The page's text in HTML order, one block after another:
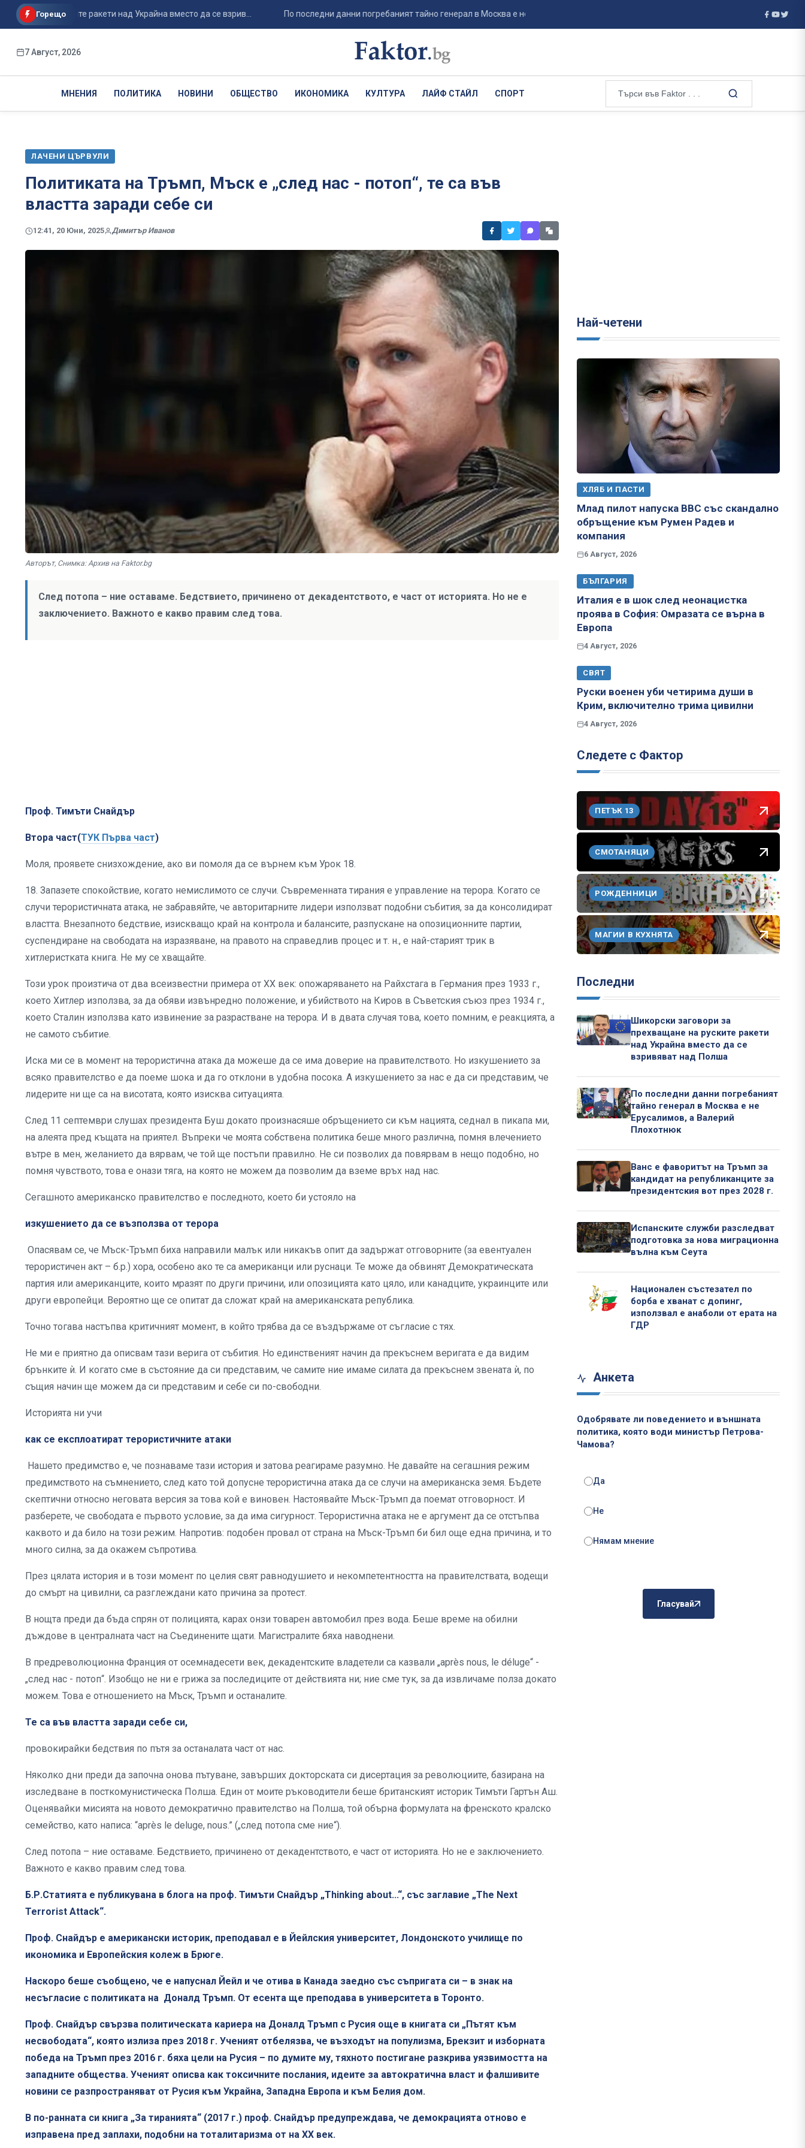
Горещо
на руските ракети над Украйна вместо да се взрив... По последни данни погребаният тайно генерал в Москва е не Ерусалимов, а Валерий ... Ванс е фаворитът на Тръмп за кандидат
7 Август, 2026
МНЕНИЯ ПОЛИТИКА НОВИНИ ОБЩЕСТВО ИКОНОМИКА КУЛТУРА ЛАЙФ СТАЙЛ СПОРТ
ЛАЧЕНИ ЦЪРВУЛИ
Политиката на Тръмп, Мъск е „след нас - потоп“, те са във
властта заради себе си
12:41, 20 Юни, 2025 Димитър Иванов
Авторът, Снимка: Архив на Faktor.bg
След потопа – ние оставаме. Бедствието, причинено от декадентството, е част от историята. Но не е
заключението. Важното е какво правим след това.
Проф. Тимъти Снайдър
Втора част(ТУК Първа част)
Моля, проявете снизхождение, ако ви помоля да се върнем към Урок 18.
18. Запазете спокойствие, когато немислимото се случи. Съвременната тирания е управление на терора. Когато се
случи терористичната атака, не забравяйте, че авторитарните лидери използват подобни събития, за да консолидират
властта. Внезапното бедствие, изискващо край на контрола и балансите, разпускане на опозиционните партии,
суспендиране на свободата на изразяване, на правото на справедлив процес и т. н., е най-старият трик в
хитлеристката книга. Не му се хващайте.
Този урок произтича от два всеизвестни примера от ХХ век: опожаряването на Райхстага в Германия през 1933 г.,
което Хитлер използва, за да обяви извънредно положение, и убийството на Киров в Съветския съюз през 1934 г.,
което Сталин използва като извинение за разрастване на терора. И в двата случая това, което помним, е реакцията, а
не самото събитие.
Иска ми се в момент на терористична атака да можеше да се има доверие на правителството. Но изкушението за
всяко правителство е да поеме шока и да го отклони в удобна посока. А изкушението за нас е да си представим, че
лидерите ни ще са на висотата, която изисква ситуацията.
След 11 септември слушах президента Буш докато произнасяше обръщението си към нацията, седнал в пикапа ми,
на алеята пред къщата на приятел. Въпреки че моята собствена политика беше много различна, помня влечението
вътре в мен, желанието да вярвам, че той ще постъпи правилно. Не си позволих да повярвам в нещо подобно, но
помня чувството, това е онази тяга, на която не можем да позволим да вземе връх над нас.
Сегашното американско правителство е последното, което би устояло на
изкушението да се възползва от терора
Опасявам се, че Мъск-Тръмп биха направили малък или никакъв опит да задържат отговорните (за евентуален
терористичен акт – б.р.) хора, особено ако те са американци или руснаци. Те може да обвинят Демократическата
партия или американците, които мразят по други причини, или опозицията като цяло, или канадците, украинците или
други европейци. Вероятно ще се опитат да сложат край на американската република.
Точно тогава настъпва критичният момент, в който трябва да се въздържаме от съгласие с тях.
Не ми е приятно да описвам тази верига от събития. Но единственият начин да прекъснем веригата е да видим
брънките ѝ. И когато сме в състояние да си представим, че самите ние имаме силата да прекъснем звената ѝ, по
същия начин ще можем да си представим и себе си по-свободни.
Историята ни учи
как се експлоатират терористичните атаки
Нашето предимство е, че познаваме тази история и затова реагираме разумно. Не давайте на сегашния режим
предимството на съмнението, след като той допусне терористична атака да се случи на американска земя. Бъдете
скептични относно неговата версия за това кой е виновен. Настоявайте Мъск-Тръмп да поемат отговорност. И
разберете, че свободата е първото условие, за да има сигурност. Терористична атака не е аргумент да се отстъпва
каквото и да било на този режим. Напротив: подобен провал от страна на Мъск-Тръмп би бил още една причина, и то
много силна, за да окажем съпротива.
През цялата история и в този момент по целия свят равнодушието и некомпетентността на правителствата, водещи
до смърт на цивилни, са разглеждани като причина за протест.
В нощта преди да бъда спрян от полицията, карах онзи товарен автомобил през вода. Беше време на обилни
дъждове в централната част на Съединените щати. Магистралите бяха наводнени.
В предреволюционна Франция от осемнадесети век, декадентските владетели са казвали „après nous, le déluge“ -
„след нас - потоп“. Изобщо не ни е грижа за последиците от действията ни; ние сме тук, за да извличаме полза докато
можем. Това е отношението на Мъск, Тръмп и останалите.
Те са във властта заради себе си,
провокирайки бедствия по пътя за останалата част от нас.
Няколко дни преди да започна онова пътуване, завърших докторската си дисертация за революциите, базирана на
изследване в посткомунистическа Полша. Един от моите ръководители беше британският историк Тимъти Гартън Аш.
Оценявайки мисията на новото демократично правителство на Полша, той обърна формулата на френското кралско
семейство, като написа: “après le deluge, nous.” („след потопа сме ние“).
След потопа – ние оставаме. Бедствието, причинено от декадентството, е част от историята. Но не е заключението.
Важното е какво правим след това.
Б.Р.Статията е публикувана в блога на проф. Тимъти Снайдър „Thinking about...“, със заглавие „The Next
Terrorist Attack“.
Проф. Снайдър е американски историк, преподавал е в Йейлския университет, Лондонското училище по
икономика и Европейския колеж в Брюге.
Наскоро беше съобщено, че е напуснал Йейл и че отива в Канада заедно със съпригата си – в знак на
несъгласие с политиката на Доналд Тръмп. От есента ще преподава в университета в Торонто.
Проф. Снайдър свързва политическата кариера на Доналд Тръмп с Русия още в книгата си „Пътят към
несвободата“, която излиза през 2018 г. Ученият отбелязва, че възходът на популизма, Брeкзит и изборната
победа на Тръмп през 2016 г. бяха цели на Русия – по думите му, тяхното постигане разкрива уязвимостта на
западните общества. Ученият описва как токсичните послания, идеите за автократична власт и фалшивите
новини се разпространяват от Русия към Украйна, Западна Европа и към Белия дом.
В по-ранната си книга „За тиранията“ (2017 г.) проф. Снайдър предупреждава, че демокрацията отново е
изправена пред заплахи, подобни на тоталитаризма от на ХХ век.
Най-четени
ХЛЯБ И ПАСТИ
Млад пилот напуска ВВС със скандално
обръщение към Румен Радев и
компания
6 Август, 2026
БЪЛГАРИЯ
Италия е в шок след неонацистка
проява в София: Омразата се върна в
Европа
4 Август, 2026
СВЯТ
Руски военен уби четирима души в
Крим, включително трима цивилни
4 Август, 2026
Следете с Фактор
ПЕТЪК 13
СМОТАНЯЦИ
РОЖДЕННИЦИ
МАГИИ В КУХНЯТА
Последни
Шикорски заговори за
прехващане на руските ракети
над Украйна вместо да се
взривяват над Полша
По последни данни погребаният
тайно генерал в Москва е не
Ерусалимов, а Валерий
Плохотнюк
Ванс е фаворитът на Тръмп за
кандидат на републиканците за
президентския вот през 2028 г.
Испанските служби разследват
подготовка за нова миграционна
вълна към Сеута
Национален състезател по
борба е хванат с допинг,
използвал е анаболи от ерата на
ГДР
Анкета
Одобрявате ли поведението и външната
политика, която води министър Петрова-
Чамова?
Да
Не
Нямам мнение
Гласувай